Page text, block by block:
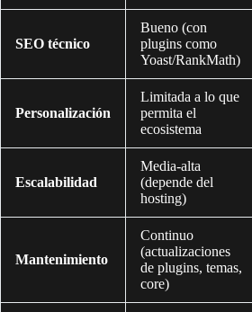
SEO técnico
Bueno (con
plugins como
Yoast/RankMath)
Personalización
Limitada a lo que
permita el
ecosistema
Escalabilidad
Media-alta
(depende del
hosting)
Mantenimiento
Continuo
(actualizaciones
de plugins, temas,
core)